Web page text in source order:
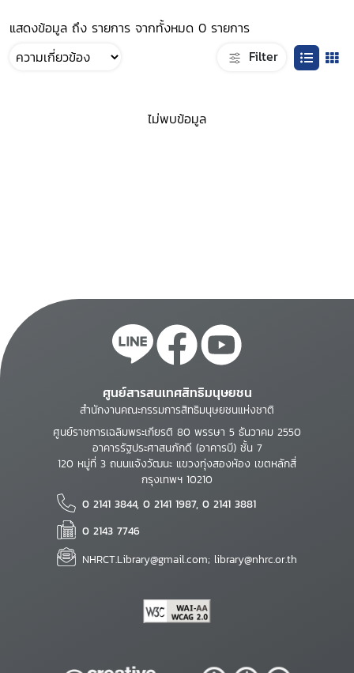
แสดงข้อมูล ถึง รายการ จากทั้งหมด 0 รายการ
Filter
ไม่พบข้อมูล
ศูนย์สารสนเทศสิทธิมนุษยชน
สำนักงานคณะกรรมการสิทธิมนุษยชนแห่งชาติ
ศูนย์ราชการเฉลิมพระเกียรติ 80 พรรษา 5 ธันวาคม 2550
อาคารรัฐประศาสนภักดี (อาคารบี) ชั้น 7
120 หมู่ที่ 3 ถนนแจ้งวัฒนะ แขวงทุ่งสองห้อง เขตหลักสี่
กรุงเทพฯ 10210
0 2141 3844, 0 2141 1987, 0 2141 3881
0 2143 7746
NHRCT.Library@gmail.com; library@nhrc.or.th